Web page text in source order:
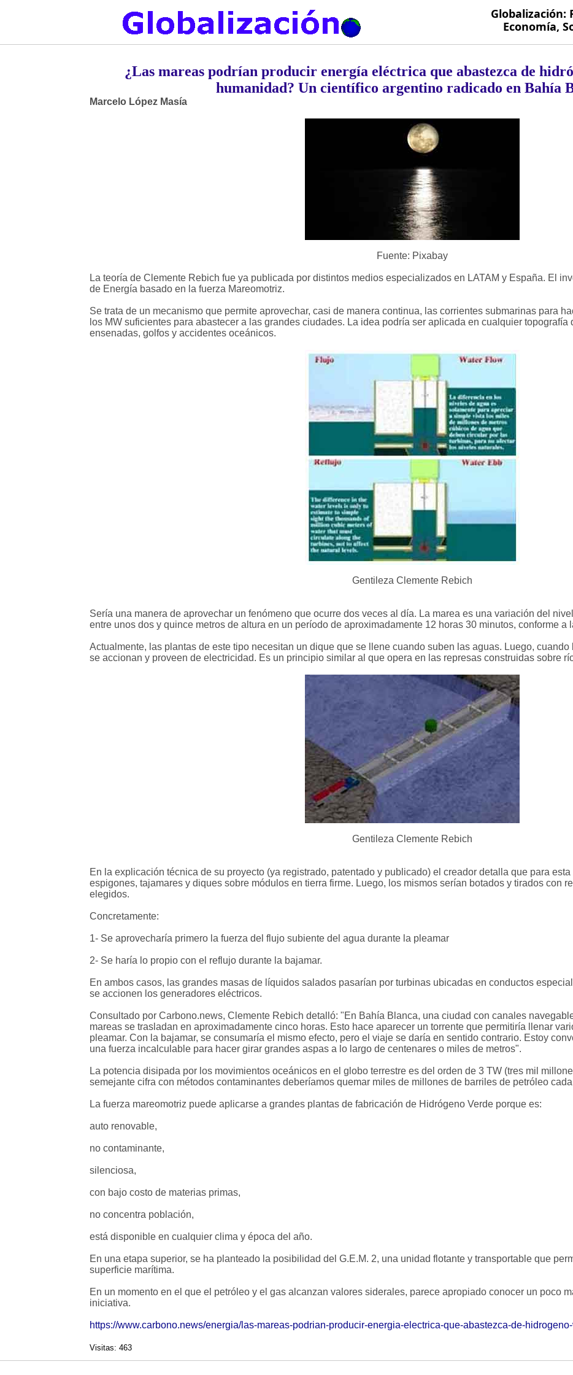
Globalización:
Economía,
¿Las mareas podrían producir energía eléctrica que abastezca de
humanidad? Un científico argentino radicado en Bahía
Marcelo López Masía
Fuente: Pixabay
La teoría de Clemente Rebich fue ya publicada por distintos medios especializados en LATAM y España. El
de Energía basado en la fuerza Mareomotriz.
Se trata de un mecanismo que permite aprovechar, casi de manera continua, las corrientes submarinas para
los MW suficientes para abastecer a las grandes ciudades. La idea podría ser aplicada en cualquier topografía
ensenadas, golfos y accidentes oceánicos.
Gentileza Clemente Rebich
Sería una manera de aprovechar un fenómeno que ocurre dos veces al día. La marea es una variación del
entre unos dos y quince metros de altura en un período de aproximadamente 12 horas 30 minutos, conforme a
Actualmente, las plantas de este tipo necesitan un dique que se llene cuando suben las aguas. Luego,
se accionan y proveen de electricidad. Es un principio similar al que opera en las represas construidas sobre
Gentileza Clemente Rebich
En la explicación técnica de su proyecto (ya registrado, patentado y publicado) el creador detalla que para
espigones, tajamares y diques sobre módulos en tierra firme. Luego, los mismos serían botados y tirados con
elegidos.
Concretamente:
1- Se aprovecharía primero la fuerza del flujo subiente del agua durante la pleamar
2- Se haría lo propio con el reflujo durante la bajamar.
En ambos casos, las grandes masas de líquidos salados pasarían por turbinas ubicadas en conductos
se accionen los generadores eléctricos.
Consultado por Carbono.news, Clemente Rebich detalló: "En Bahía Blanca, una ciudad con canales
mareas se trasladan en aproximadamente cinco horas. Esto hace aparecer un torrente que permitiría llenar
pleamar. Con la bajamar, se consumaría el mismo efecto, pero el viaje se daría en sentido contrario. Estoy
una fuerza incalculable para hacer girar grandes aspas a lo largo de centenares o miles de metros".
La potencia disipada por los movimientos oceánicos en el globo terrestre es del orden de 3 TW (tres mil
semejante cifra con métodos contaminantes deberíamos quemar miles de millones de barriles de petróleo
La fuerza mareomotriz puede aplicarse a grandes plantas de fabricación de Hidrógeno Verde porque es:
auto renovable,
no contaminante,
silenciosa,
con bajo costo de materias primas,
no concentra población,
está disponible en cualquier clima y época del año.
En una etapa superior, se ha planteado la posibilidad del G.E.M. 2, una unidad flotante y transportable que
superficie marítima.
En un momento en el que el petróleo y el gas alcanzan valores siderales, parece apropiado conocer un poco
iniciativa.
https://www.carbono.news/energia/las-mareas-podrian-producir-energia-electrica-que-abastezca-de-
Visitas: 463